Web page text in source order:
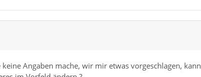
Angaben mache, wir mir etwas vorgeschlagen, kann